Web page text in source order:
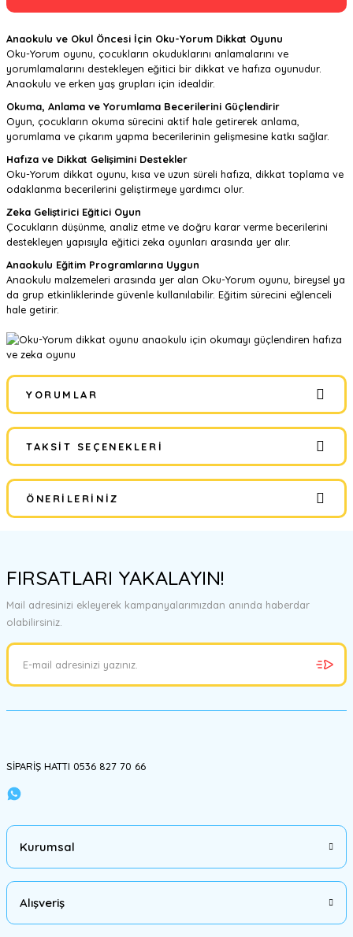
Anaokulu ve Okul Öncesi İçin Oku-Yorum Dikkat Oyunu
Oku-Yorum oyunu, çocukların okuduklarını anlamalarını ve
yorumlamalarını destekleyen eğitici bir dikkat ve hafıza oyunudur.
Anaokulu ve erken yaş grupları için idealdir.
Okuma, Anlama ve Yorumlama Becerilerini Güçlendirir
Oyun, çocukların okuma sürecini aktif hale getirerek anlama,
yorumlama ve çıkarım yapma becerilerinin gelişmesine katkı sağlar.
Hafıza ve Dikkat Gelişimini Destekler
Oku-Yorum dikkat oyunu, kısa ve uzun süreli hafıza, dikkat toplama ve
odaklanma becerilerini geliştirmeye yardımcı olur.
Zeka Geliştirici Eğitici Oyun
Çocukların düşünme, analiz etme ve doğru karar verme becerilerini
destekleyen yapısıyla eğitici zeka oyunları arasında yer alır.
Anaokulu Eğitim Programlarına Uygun
Anaokulu malzemeleri arasında yer alan Oku-Yorum oyunu, bireysel ya
da grup etkinliklerinde güvenle kullanılabilir. Eğitim sürecini eğlenceli
hale getirir.
YORUMLAR
Bu ürüne ilk yorumu siz yapın!
Yorum Yaz
TAKSIT SEÇENEKLERI
ÖNERILERINIZ
tarafımıza iletebilirsiniz.
Görüş ve önerileriniz için teşekkür ederiz.
Ürün resmi kalitesiz, bozuk veya görüntülenemiyor.
Ürün bilgilerinde hatalar bulunuyor.
FIRSATLARI YAKALAYIN!
Mail adresinizi ekleyerek kampanyalarımızdan anında haberdar
olabilirsiniz.
SİPARİŞ HATTI 0536 827 70 66
Kurumsal
Alışveriş